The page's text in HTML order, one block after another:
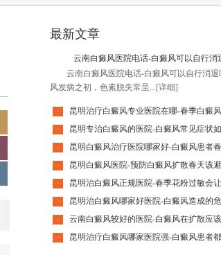
最新文章
云南白癜风医院电话-白癜风可以自行消
云南白癜风医院电话-白癜风可以自行消退
风发病之初，色素脱失常呈... [详细]
·
·
·
·
·
·
·
·